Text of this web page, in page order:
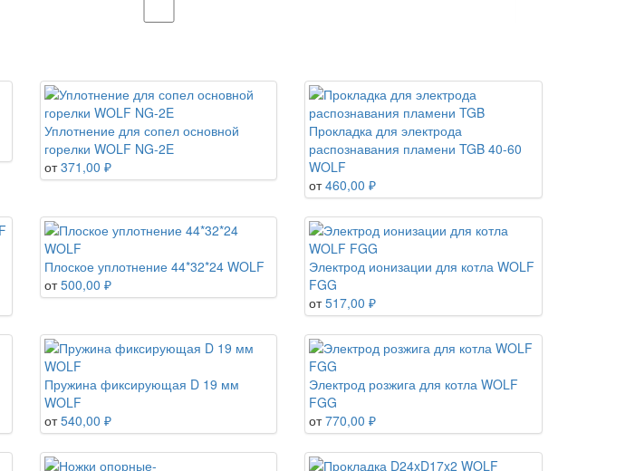
Уплотнение для сопел основной
горелки WOLF NG-2E
от 371,00 ₽
Прокладка для электрода
распознавания пламени TGB 40-60
WOLF
от 460,00 ₽
Плоское уплотнение 44*32*24 WOLF
от 500,00 ₽
Электрод ионизации для котла WOLF
FGG
от 517,00 ₽
Пружина фиксирующая D 19 мм
WOLF
от 540,00 ₽
Электрод розжига для котла WOLF
FGG
от 770,00 ₽